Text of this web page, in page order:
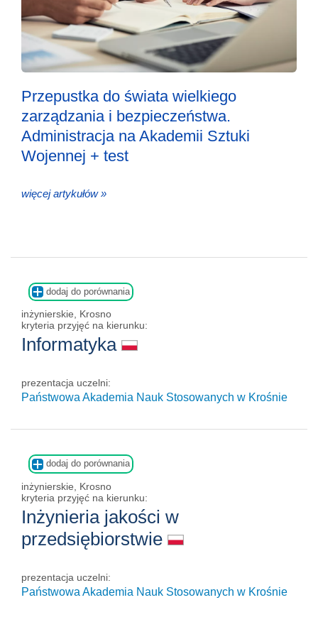
Przepustka do świata wielkiego
zarządzania i bezpieczeństwa.
Administracja na Akademii Sztuki
Wojennej + test
więcej artykułów »
dodaj do porównania
inżynierskie, Krosno
kryteria przyjęć na kierunku:
Informatyka
prezentacja uczelni:
Państwowa Akademia Nauk Stosowanych w Krośnie
dodaj do porównania
inżynierskie, Krosno
kryteria przyjęć na kierunku:
Inżynieria jakości w
przedsiębiorstwie
prezentacja uczelni:
Państwowa Akademia Nauk Stosowanych w Krośnie